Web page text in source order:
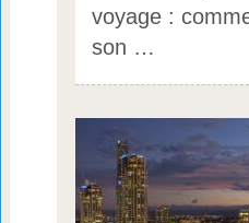
voyage :
son …